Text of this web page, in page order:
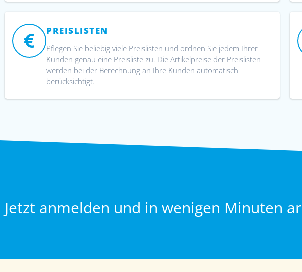
PREISLISTEN
Pflegen Sie beliebig viele Preislisten und ordnen Sie jedem Ihrer
Kunden genau eine Preisliste zu. Die Artikelpreise der Preislisten
werden bei der Berechnung an Ihre Kunden automatisch
berücksichtigt.
Jetzt anmelden und in wenigen Minuten